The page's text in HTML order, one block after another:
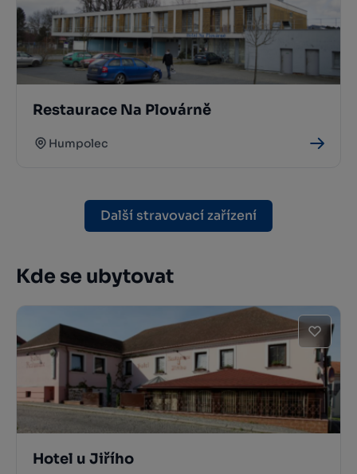
Restaurace Na Plovárně
Humpolec
Další stravovací zařízení
Kde se ubytovat
Hotel u Jiřího